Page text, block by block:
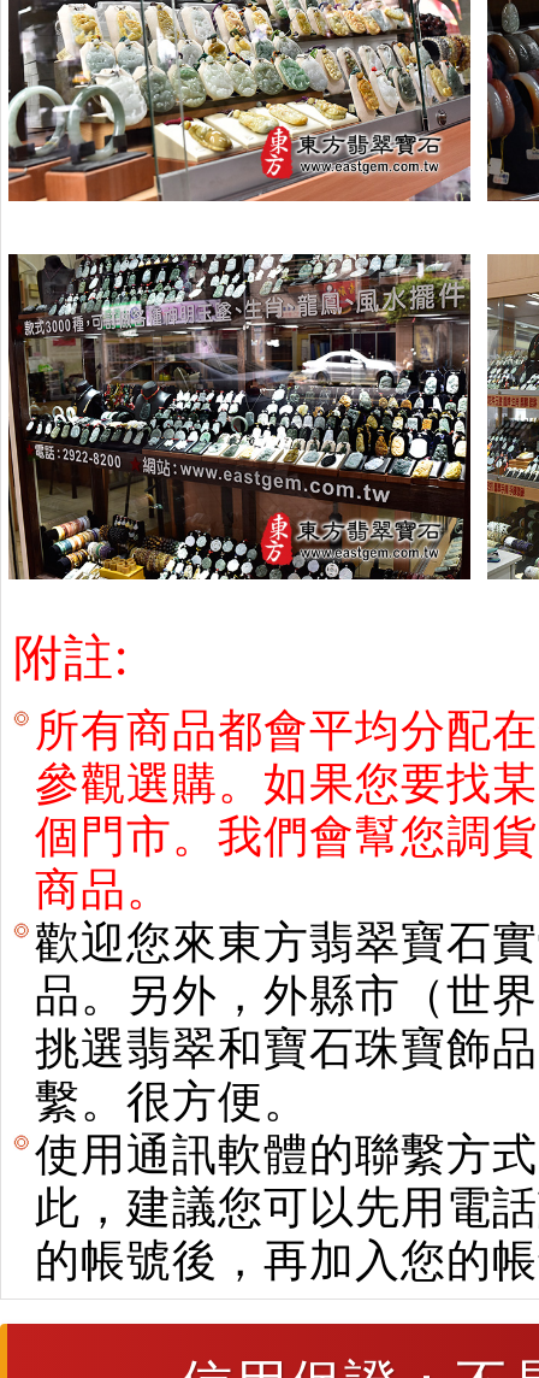
附註:
所有商品都會平均分配
參觀選購。如果您要找
個門市。我們會幫您調
商品。
歡迎您來東方翡翠寶石
品。另外，外縣市（世
挑選翡翠和寶石珠寶飾
繫。很方便。
使用通訊軟體的聯繫方
此，建議您可以先用電
的帳號後，再加入您的